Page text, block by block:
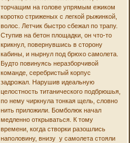
торчащим на голове упрямым ежиком
коротко стриженых с легкой рыжинкой,
волос. Летчик быстро сбежал по трапу.
Ступив на бетон площадки, он что-то
крикнул, повернувшись в сторону
кабины, и нырнул под брюхо самолета.
Будто повинуясь неразборчивой
команде, серебристый корпус
задрожал. Нарушив идеальную
целостность титанического подбрюшья,
по нему чиркнула тонкая щель, словно
нить приложили. Бомболюк начал
медленно открываться. К тому
времени, когда створки разошлись
наполовину, внизу у самолета стояли